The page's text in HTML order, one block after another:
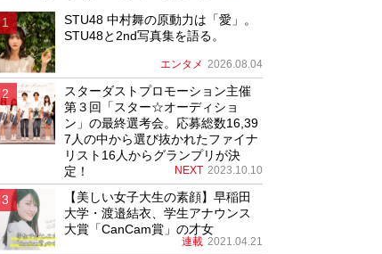
STU48 中村舞の原動力は「愛」。
STU48と2nd写真集を語る。
エンタメ 2026.08.04
スターダストプロモーション主催
第３回「スター☆オーディショ
ン」の最終選考会。応募総数16,39
7人の中から選び抜かれたファイナ
リスト16人からグランプリが決
定！
NEXT 2023.10.10
【美しい女子大生の素顔】早稲田
大学・渡邉結衣、学生アナウンス
大賞「CanCam賞」の才女
連載 2021.04.21